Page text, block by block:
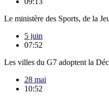
Le ministère des Sports, de la
5 juin
07:52
Les villes du G7 adoptent la
28 mai
10:52